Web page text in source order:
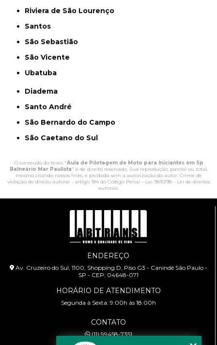
Riviera de São Lourenço
Santos
São Sebastião
São Vicente
Ubatuba
Diadema
Santo André
São Bernardo do Campo
São Caetano do Sul
O conteúdo do texto "Aula de Pilotagem de Moto para Iniciantes em Sp
Balneário Mar Paulista" é de direito reservado. Sua reprodução, parcial ou total,
mesmo citando nossos links, é proibida sem a autorização do autor. Crime de
violação de direito autoral – artigo 184 do Código Penal – Lei 9610/98 - Lei de direitos
autorais.
ENDEREÇO
Av. Cruzeiro do Sul, 1100, Shopping D, Piso G3 - Canindé São Paulo -
SP - CEP: 04648-071
HORÁRIO DE ATENDIMENTO
Segunda à Sexta: 9:00h às 18:00h
CONTATO
(11) 99458-7351